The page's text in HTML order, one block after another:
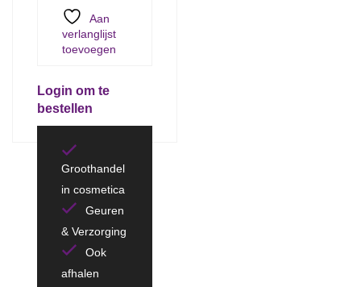
Aan
verlanglijst
toevoegen
Login om te
bestellen
Groothandel
in cosmetica
Geuren
& Verzorging
Ook
afhalen